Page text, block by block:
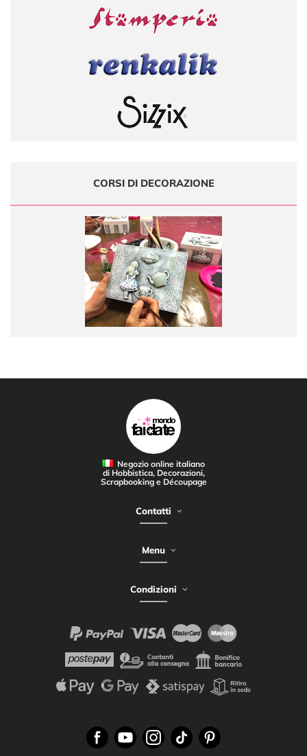
CORSI DI DECORAZIONE
Negozio online italiano
di Hobbistica, Decorazioni,
Scrapbooking e Découpage
Contatti
Menu
Condizioni